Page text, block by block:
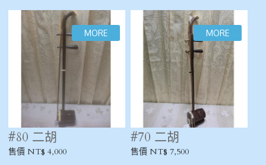
#80 二胡
售價 NT$ 4,000
#70 二胡
售價 NT$ 7,500